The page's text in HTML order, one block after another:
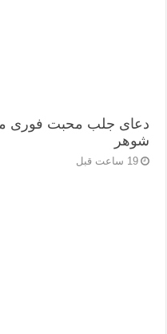
دعای جلب محبت فوری
شوهر
19 ساعت قبل